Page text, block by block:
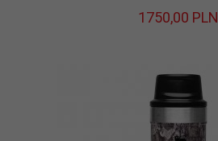
1750,00 PLN